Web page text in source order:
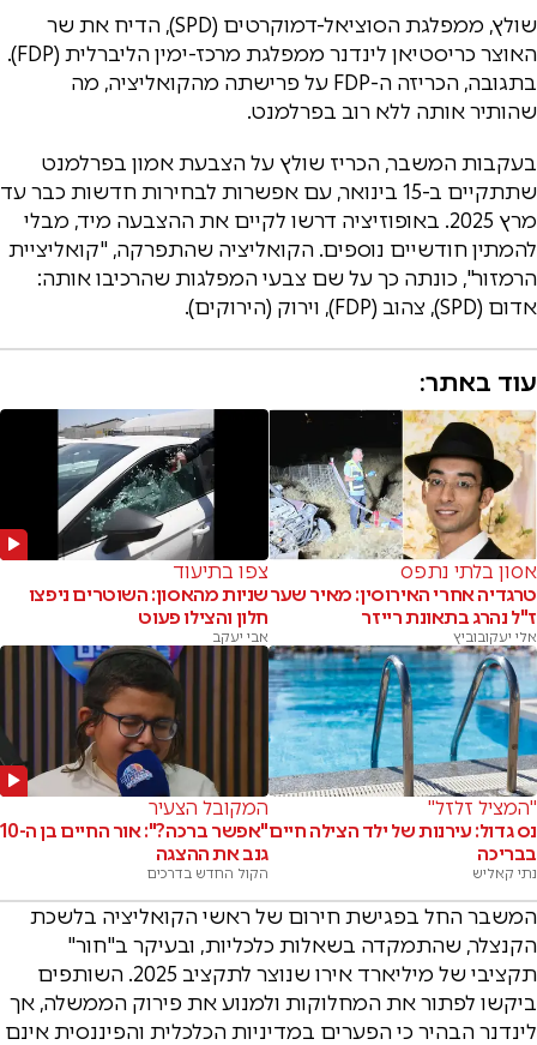
שולץ, ממפלגת הסוציאל-דמוקרטים (SPD), הדיח את שר
האוצר כריסטיאן לינדנר ממפלגת מרכז-ימין הליברלית (FDP).
בתגובה, הכריזה ה-FDP על פרישתה מהקואליציה, מה
שהותיר אותה ללא רוב בפרלמנט.
בעקבות המשבר, הכריז שולץ על הצבעת אמון בפרלמנט
שתתקיים ב-15 בינואר, עם אפשרות לבחירות חדשות כבר עד
מרץ 2025. באופוזיציה דרשו לקיים את ההצבעה מיד, מבלי
להמתין חודשיים נוספים. הקואליציה שהתפרקה, "קואליציית
הרמזור", כונתה כך על שם צבעי המפלגות שהרכיבו אותה:
אדום (SPD), צהוב (FDP), וירוק (הירוקים).
עוד באתר:
אסון בלתי נתפס
טרגדיה אחרי האירוסין: מאיר שער
ז"ל נהרג בתאונת רייזר
אלי יעקובוביץ
צפו בתיעוד
שניות מהאסון: השוטרים ניפצו
חלון והצילו פעוט
אבי יעקב
"המציל זלזל"
נס גדול: עירנות של ילד הצילה חיים
בבריכה
נתי קאליש
המקובל הצעיר
"אפשר ברכה?": אור החיים בן ה-10
גנב את ההצגה
הקול החדש בדרכים
המשבר החל בפגישת חירום של ראשי הקואליציה בלשכת
הקנצלר, שהתמקדה בשאלות כלכליות, ובעיקר ב"חור"
תקציבי של מיליארד אירו שנוצר לתקציב 2025. השותפים
ביקשו לפתור את המחלוקות ולמנוע את פירוק הממשלה, אך
לינדנר הבהיר כי הפערים במדיניות הכלכלית והפיננסית אינם